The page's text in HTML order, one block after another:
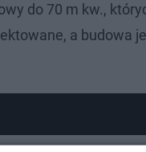
do 70 m kw.,
a budowa